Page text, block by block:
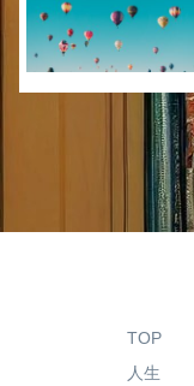
TOP
人生